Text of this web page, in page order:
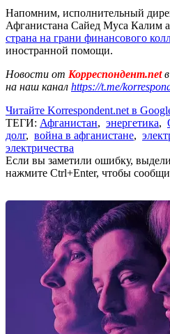
Напомним, исполнительный
Афганистана Сайед Муса Калим
страна на грани финансового
иностранной помощи.
Новости от Корреспондент.net
на наш канал https://t.me/
Читайте Korrespondent.net в
ТЕГИ: Афганистан, энергетика,
долг, война в афганистане,
электричества
Если вы заметили ошибку,
нажмите Ctrl+Enter, чтобы